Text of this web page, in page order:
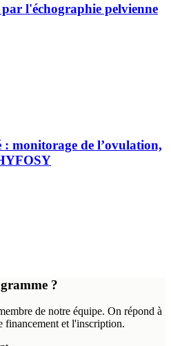
l'échographie pelvienne
monitorage de l’ovulation,
?
de notre équipe. On répond à
financement et l'inscription.